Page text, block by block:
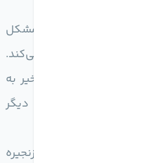
الکترونیکی تحت تاثیر مشکل
عرضه محدودی را تجربه می‌کند.
کشورها با هفته‌ها تاخیر به
مدل‌های آن تا چند ماه دیگر
تراشه و مشکلات زنجیره